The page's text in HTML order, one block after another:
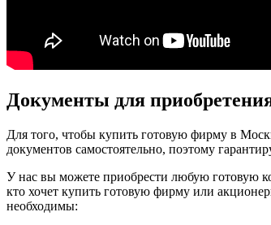
Документы для
Для того, чтобы купить готовую фирму в
документов самостоятельно, поэтому
У нас вы можете приобрести любую готовую
кто хочет купить готовую фирму или
необходимы: